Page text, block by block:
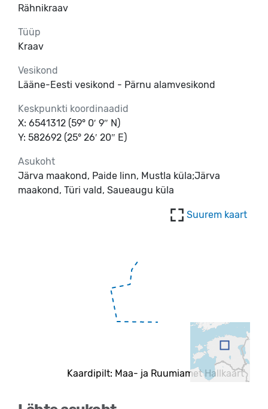
Rähnikraav
Tüüp
Kraav
Vesikond
Lääne-Eesti vesikond - Pärnu alamvesikond
Keskpunkti koordinaadid
X: 6541312 (59° 0′ 9″ N)
Y: 582692 (25° 26′ 20″ E)
Asukoht
Järva maakond, Paide linn, Mustla küla;Järva
maakond, Türi vald, Saueaugu küla
Suurem kaart
Kaardipilt: Maa- ja Ruumiamet Hallkaart